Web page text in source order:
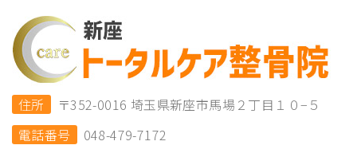
住所
〒352-0016 埼玉県新座市馬場２丁目１０−５
電話番号
048-479-7172